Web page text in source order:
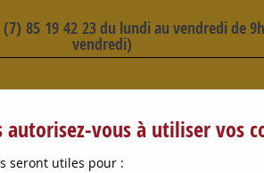
85 19 42 23 du lundi au vendredi de
vendredi)
autorisez-vous à utiliser vos
seront utiles pour :